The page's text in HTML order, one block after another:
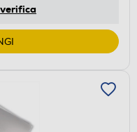
verifica